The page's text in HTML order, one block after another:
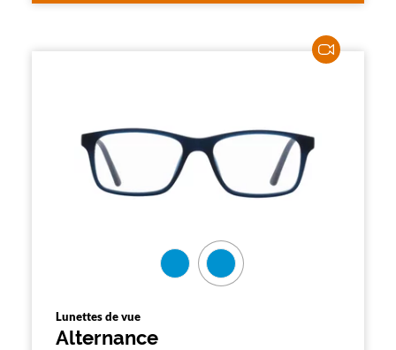
Lunettes de vue
Alternance